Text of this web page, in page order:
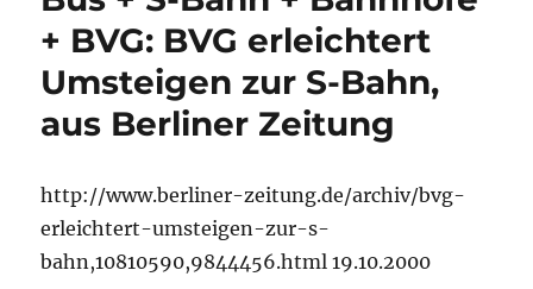
+ BVG: BVG erleichtert
Umsteigen zur S-Bahn,
aus Berliner Zeitung
http://www.berliner-zeitung.de/archiv/bvg-
erleichtert-umsteigen-zur-s-
bahn,10810590,9844456.html 19.10.2000